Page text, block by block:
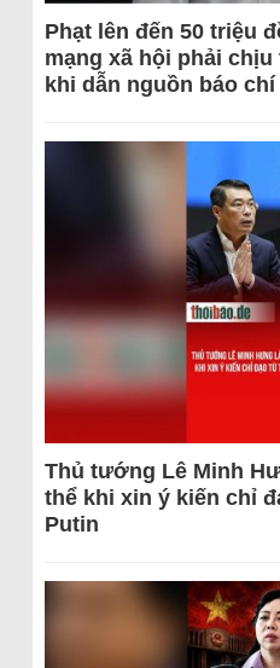
Phạt lên đến 50 triệu
mạng xã hội phải
khi dẫn nguồn báo chí
Thủ tướng Lê Minh
thể khi xin ý kiến chỉ
Putin